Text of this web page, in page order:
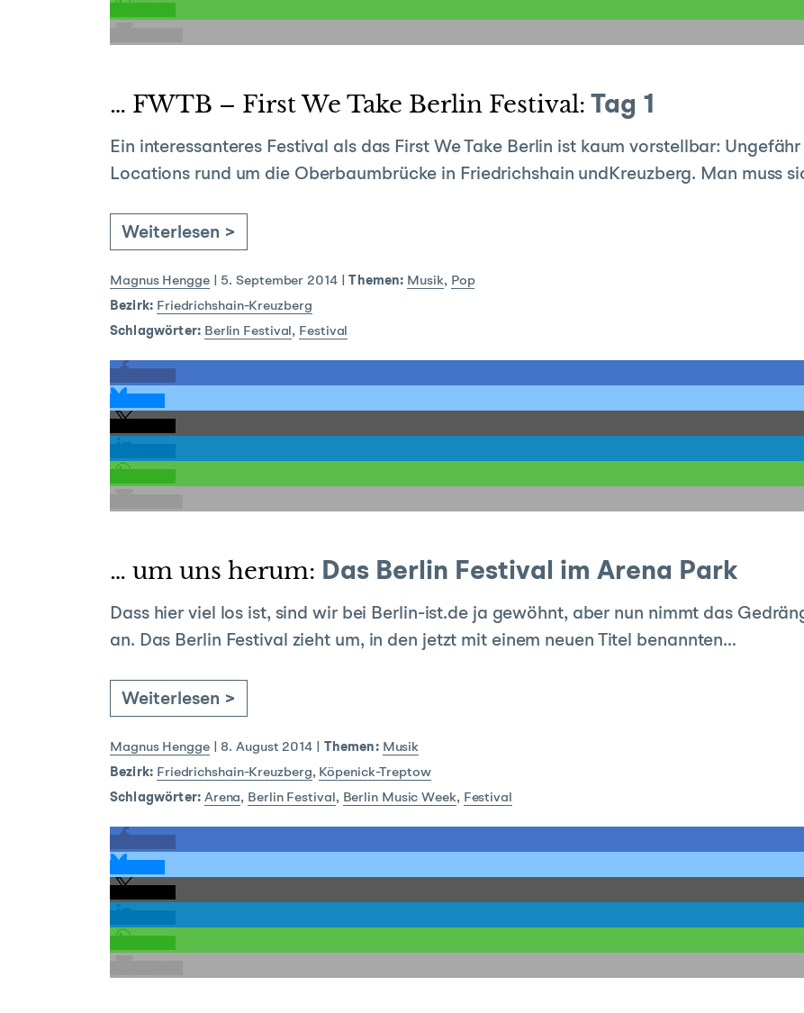
… FWTB – First We Take Berlin Festival: Tag 1
Ein interessanteres Festival als das First We Take Berlin ist kaum vorstellbar:
Locations rund um die Oberbaumbrücke in Friedrichshain undKreuzberg. Man muss
Weiterlesen >
Magnus Hengge| 5. September 2014| Themen: Musik, Pop
Bezirk: Friedrichshain-Kreuzberg
Schlagwörter: Berlin Festival, Festival
… um uns herum: Das Berlin Festival im Arena Park
Dass hier viel los ist, sind wir bei Berlin-ist.de ja gewöhnt, aber nun nimmt das
an. Das Berlin Festival zieht um, in den jetzt mit einem neuen Titel benannten…
Weiterlesen >
Magnus Hengge| 8. August 2014 Themen: Musik
Bezirk: Friedrichshain-Kreuzberg, Köpenick-Treptow
Schlagwörter: Arena, Berlin Festival, Berlin Music Week, Festival